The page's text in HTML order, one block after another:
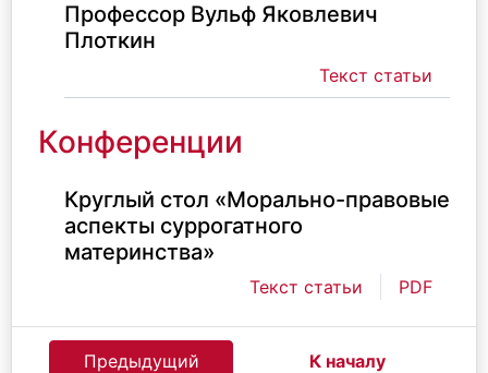
Профессор Вульф Яковлевич
Плоткин
Текст статьи
Конференции
Круглый стол «Морально-правовые
аспекты суррогатного
материнства»
Текст статьи PDF
Предыдущий
К началу